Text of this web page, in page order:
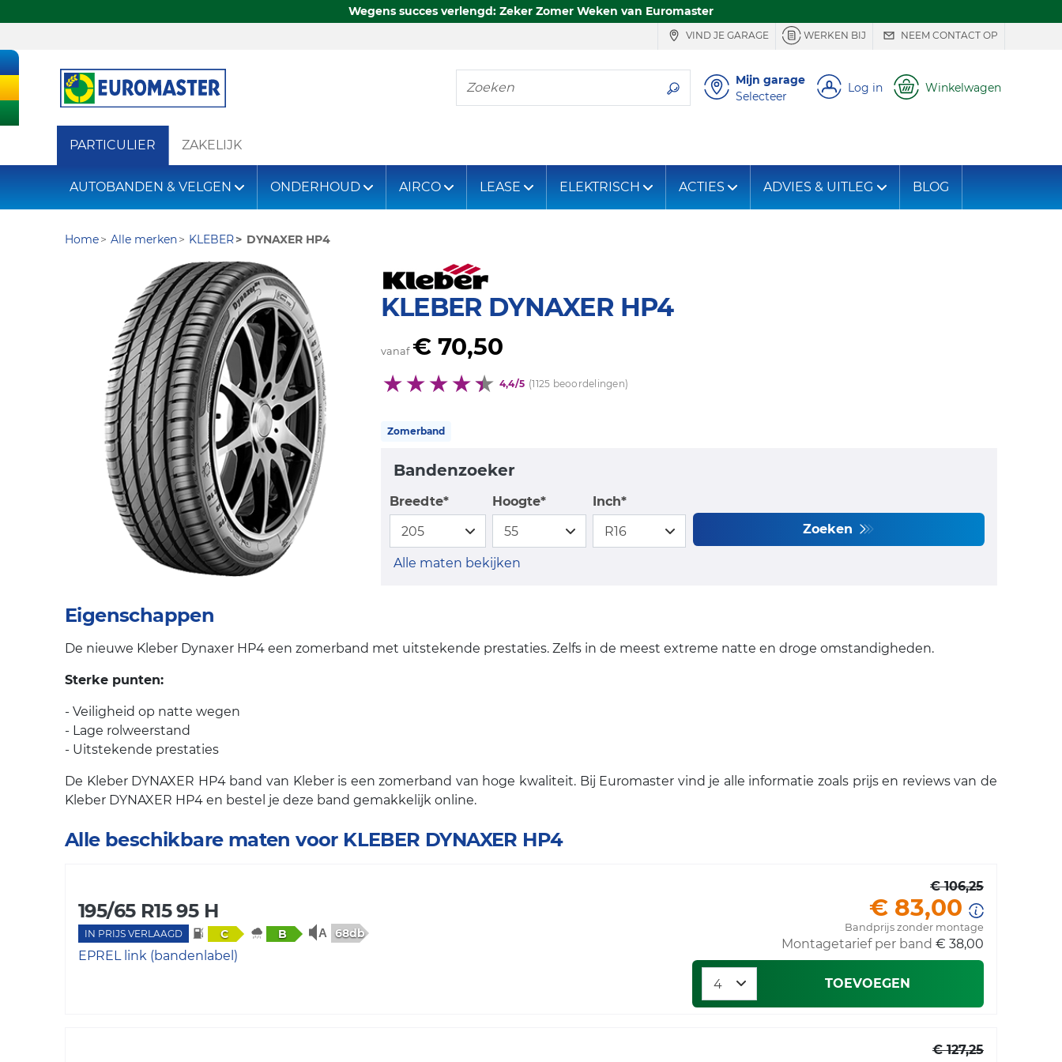
Wegens succes verlengd: Zeker Zomer Weken van Euromaster
VIND JE GARAGE WERKEN BIJ NEEM CONTACT OP
Zoeken
Mijn garage
Selecteer
Log in Winkelwagen
PARTICULIER ZAKELIJK
AUTOBANDEN & VELGEN ONDERHOUD AIRCO LEASE ELEKTRISCH ACTIES ADVIES & UITLEG BLOG
Home Alle merken KLEBER DYNAXER HP4
KLEBER DYNAXER HP4
vanaf € 70,50
4,4/5 (1125 beoordelingen)
Zomerband
Bandenzoeker
Breedte* Hoogte*
Inch*
Zoeken
Alle maten bekijken
Eigenschappen
De nieuwe Kleber Dynaxer HP4 een zomerband met uitstekende prestaties. Zelfs in de meest extreme natte en droge omstandigheden.
Sterke punten:
- Veiligheid op natte wegen
- Lage rolweerstand
- Uitstekende prestaties
De Kleber DYNAXER HP4 band van Kleber is een zomerband van hoge kwaliteit. Bij Euromaster vind je alle informatie zoals prijs en reviews van de
Kleber DYNAXER HP4 en bestel je deze band gemakkelijk online.
Alle beschikbare maten voor KLEBER DYNAXER HP4
195/65 R15 95 H
IN PRIJS VERLAAGD C B 68db
EPREL link (bandenlabel)
€ 106,25
€ 83,00
Bandprijs zonder montage
Montagetarief per band € 38,00
TOEVOEGEN
€ 127,25